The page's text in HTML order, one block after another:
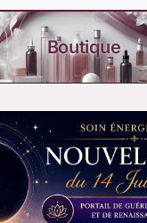
Boutique